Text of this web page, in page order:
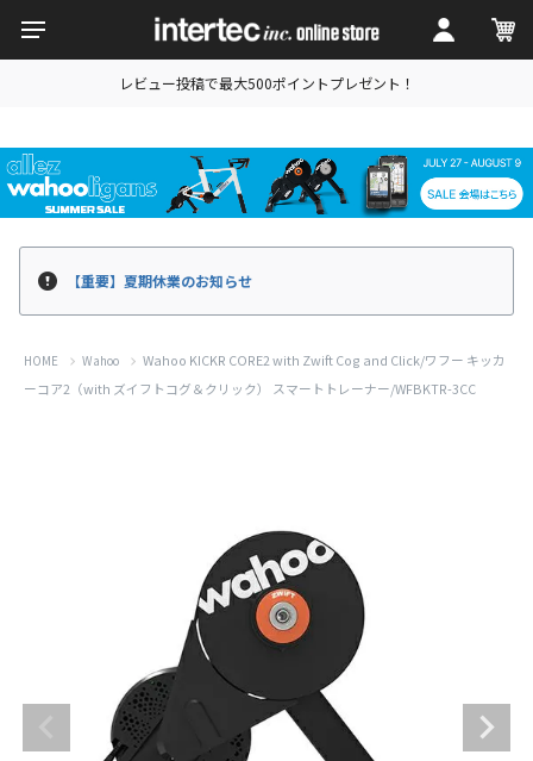
レビュー投稿で最大500ポイントプレゼント！
【重要】夏期休業のお知らせ
HOME Wahoo
Wahoo KICKR CORE2 with Zwift Cog and Click/ワフー キッカ
ーコア2（with ズイフトコグ＆クリック） スマートトレーナー/WFBKTR-3CC